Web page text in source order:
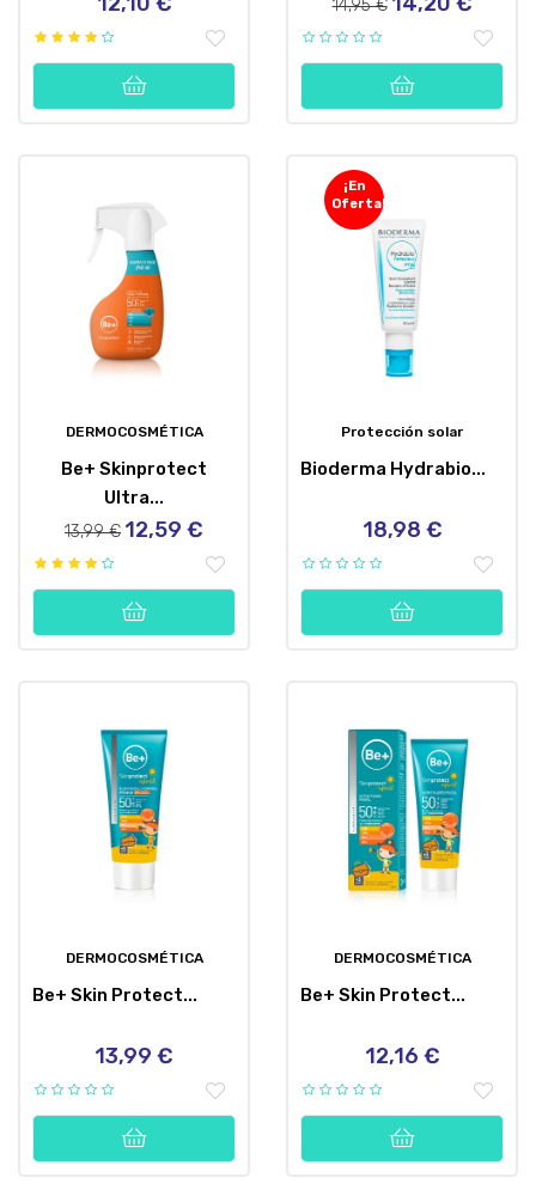
14,95 €
DERMOCOSMÉTICA
Be+ Skinprotect
Ultra...
Precio
13,99 € Precio
12,59 €
¡En
Oferta!
Protección solar
Bioderma Hydrabio...
Precio
18,98 €
DERMOCOSMÉTICA
Be+ Skin Protect...
Precio
13,99 €
DERMOCOSMÉTICA
Be+ Skin Protect...
Precio
12,16 €